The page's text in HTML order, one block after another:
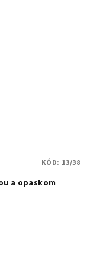
a opaskom
KÓD: 13/38